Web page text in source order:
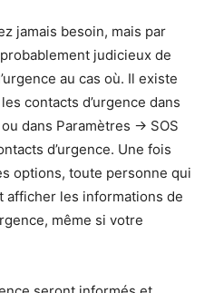
jamais besoin, mais par
judicieux de
au cas où. Il existe
contacts d’urgence dans
dans Paramètres -> SOS
d’urgence. Une fois
options, toute personne qui
afficher les informations de
même si votre